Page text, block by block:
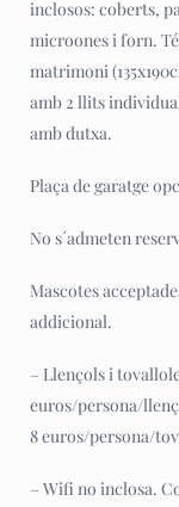
inclosos: coberts,
microones i forn.
matrimoni
amb 2 llits
amb dutxa.
Plaça de garatge
No s´admeten
Mascotes
addicional.
– Llençols i
euros/persona/
8 euros/persona/
– Wifi no inclosa.